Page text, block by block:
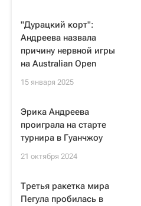
"Дурацкий корт":
Андреева назвала
причину нервной игры
на Australian Open
15 января 2025
Эрика Андреева
проиграла на старте
турнира в Гуанчжоу
21 октября 2024
Третья ракетка мира
Пегула пробилась в